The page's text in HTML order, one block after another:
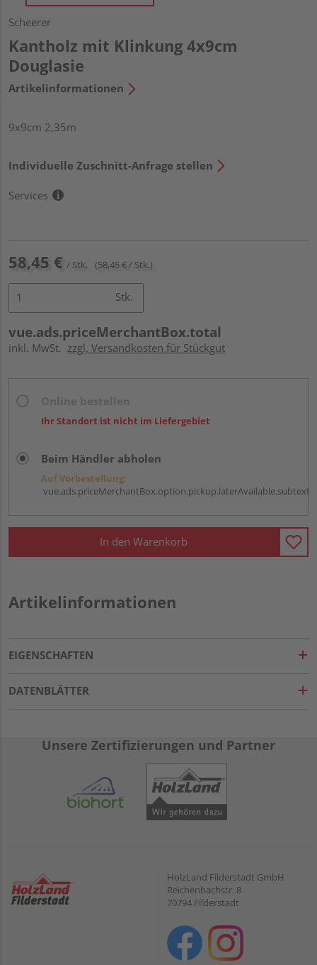
Scheerer
Kantholz mit Klinkung 4x9cm
Douglasie
Artikelinformationen
9x9cm 2,35m
Individuelle Zuschnitt-Anfrage stellen
Services
58,45 € / Stk. (58,45 € / Stk.)
Stk.
vue.ads.priceMerchantBox.total
inkl. MwSt. zzgl. Versandkosten für Stückgut
Ihr Standort ist nicht im Liefergebiet
Beim Händler abholen
Auf Vorbestellung:
vue.ads.priceMerchantBox.option.pickup.laterAvailable.subtext
In den Warenkorb
Artikelinformationen
EIGENSCHAFTEN
DATENBLÄTTER
Unsere Zertifizierungen und Partner
HolzLand Filderstadt GmbH
Reichenbachstr. 8
70794 Filderstadt